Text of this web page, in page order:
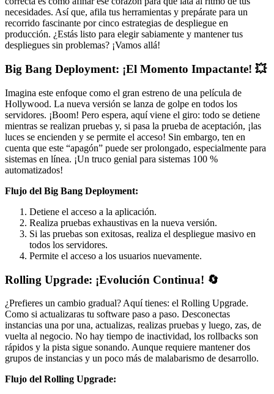
necesidades. Así que, afila tus herramientas y prepárate para un
recorrido fascinante por cinco estrategias de despliegue en
producción. ¿Estás listo para elegir sabiamente y mantener tus
despliegues sin problemas? ¡Vamos allá!
Big Bang Deployment: ¡El Momento Impactante! 💥
Imagina este enfoque como el gran estreno de una película de
Hollywood. La nueva versión se lanza de golpe en todos los
servidores. ¡Boom! Pero espera, aquí viene el giro: todo se detiene
mientras se realizan pruebas y, si pasa la prueba de aceptación, ¡las
luces se encienden y se permite el acceso! Sin embargo, ten en
cuenta que este “apagón” puede ser prolongado, especialmente para
sistemas en línea. ¡Un truco genial para sistemas 100 %
automatizados!
Flujo del Big Bang Deployment:
Detiene el acceso a la aplicación.
Realiza pruebas exhaustivas en la nueva versión.
Si las pruebas son exitosas, realiza el despliegue masivo en
todos los servidores.
Permite el acceso a los usuarios nuevamente.
Rolling Upgrade: ¡Evolución Continua! 🔄
¿Prefieres un cambio gradual? Aquí tienes: el Rolling Upgrade.
Como si actualizaras tu software paso a paso. Desconectas
instancias una por una, actualizas, realizas pruebas y luego, zas, de
vuelta al negocio. No hay tiempo de inactividad, los rollbacks son
rápidos y la pista sigue sonando. Aunque requiere mantener dos
grupos de instancias y un poco más de malabarismo de desarrollo.
Flujo del Rolling Upgrade: